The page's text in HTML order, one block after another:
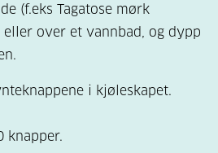
(f.eks Tagatose mørk
over et vannbad, og dypp
i kjøleskapet.
knapper.